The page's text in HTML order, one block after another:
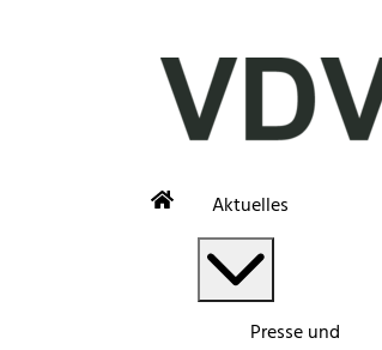
Aktuelles
Presse und